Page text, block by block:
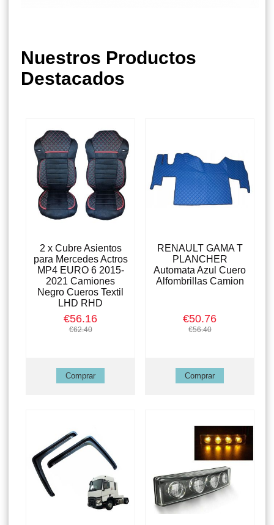
Nuestros Productos
Destacados
2 x Cubre Asientos
para Mercedes Actros
MP4 EURO 6 2015-
2021 Camiones
Negro Cueros Textil
LHD RHD
€56.16
€62.40
RENAULT GAMA T
PLANCHER
Automata Azul Cuero
Alfombrillas Camion
€50.76
€56.40